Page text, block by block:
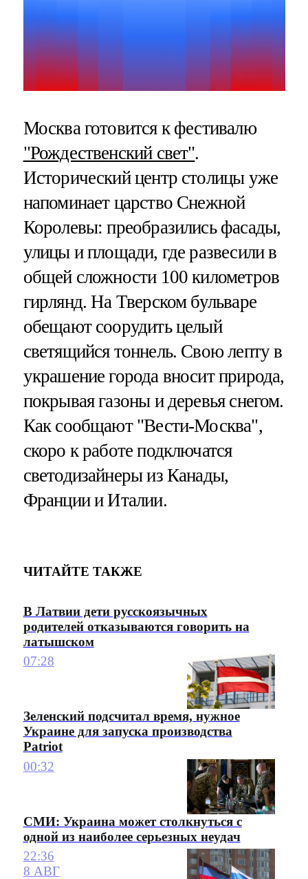
Москва готовится к фестивалю
"Рождественский свет".
Исторический центр столицы уже
напоминает царство Снежной
Королевы: преобразились фасады,
улицы и площади, где развесили в
общей сложности 100 километров
гирлянд. На Тверском бульваре
обещают соорудить целый
светящийся тоннель. Свою лепту в
украшение города вносит природа,
покрывая газоны и деревья снегом.
Как сообщают "Вести-Москва",
скоро к работе подключатся
светодизайнеры из Канады,
Франции и Италии.
ЧИТАЙТЕ ТАКЖЕ
В Латвии дети русскоязычных
родителей отказываются говорить на
латышском
07:28
Зеленский подсчитал время, нужное
Украине для запуска производства
Patriot
00:32
СМИ: Украина может столкнуться с
одной из наиболее серьезных неудач
22:36
8 АВГ